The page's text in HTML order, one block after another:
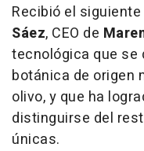
Recibió el
Sáez, CEO de
tecnológica que se
botánica de origen
olivo, y que ha
distinguirse del
únicas.